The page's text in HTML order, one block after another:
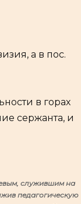
а в пос.
в горах
сержанта, и
служившим на
педагогическую